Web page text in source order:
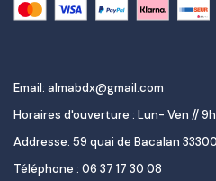
Email: almabdx@gmail.com
Horaires d'ouverture : Lun- Ven //
Addresse: 59 quai de Bacalan
Téléphone : 06 37 17 30 08